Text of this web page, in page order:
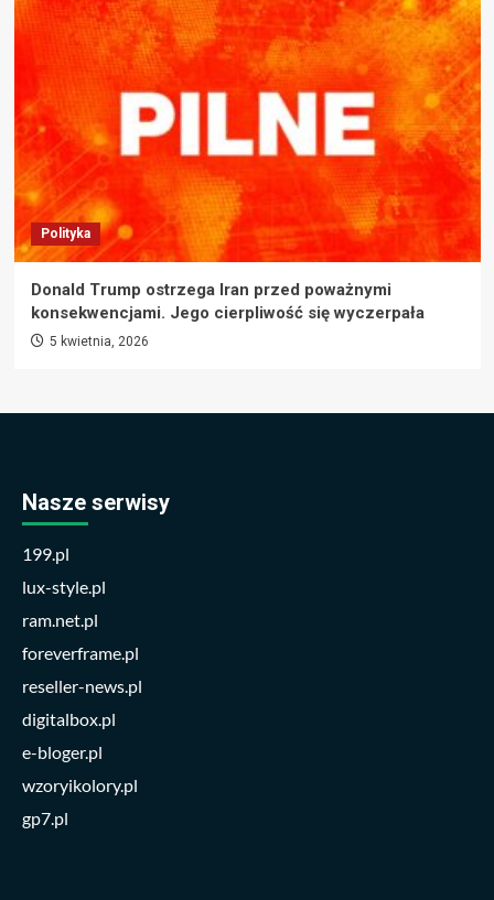
Polityka
Donald Trump ostrzega Iran przed poważnymi
konsekwencjami. Jego cierpliwość się wyczerpała
5 kwietnia, 2026
Nasze serwisy
199.pl
lux-style.pl
ram.net.pl
foreverframe.pl
reseller-news.pl
digitalbox.pl
e-bloger.pl
wzoryikolory.pl
gp7.pl